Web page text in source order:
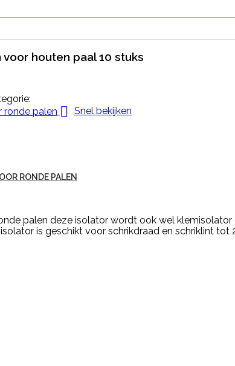
houten paal 10 stuks
 Snel bekijken
RONDE PALEN
palen deze isolator wordt ook wel
is geschikt voor schrikdraad en schriklint